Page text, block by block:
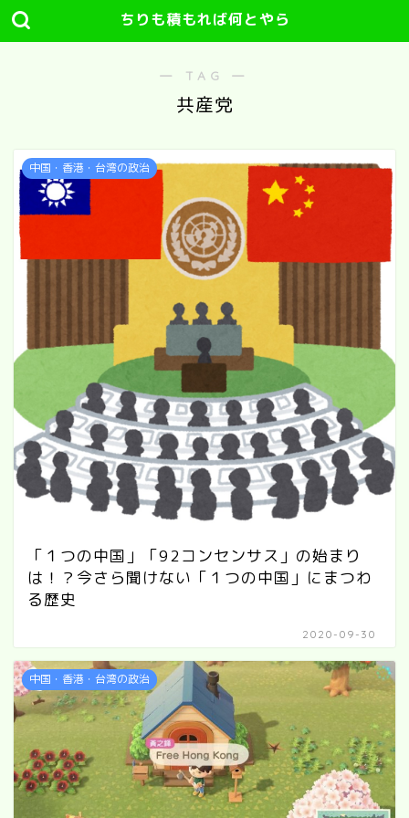
ちりも積もれば何とやら
― TAG ―
共産党
中国・香港・台湾の政治
「１つの中国」「92コンセンサス」の始まり
は！？今さら聞けない「１つの中国」にまつわ
る歴史
2020-09-30
中国・香港・台湾の政治